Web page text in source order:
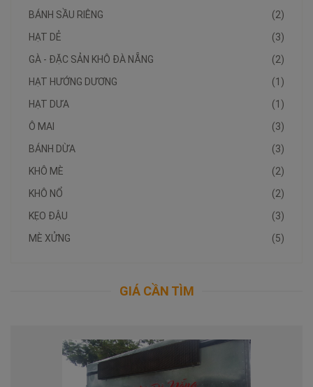
(2)
BÁNH SẦU RIÊNG
(3)
HẠT DẺ
(2)
GÀ - ĐẶC SẢN KHÔ ĐÀ NẴNG
(1)
HẠT HƯỚNG DƯƠNG
(1)
HẠT DƯA
(3)
Ô MAI
(3)
BÁNH DỪA
(2)
KHÔ MÈ
(2)
KHÔ NỔ
(3)
KẸO ĐẬU
(5)
MÈ XỬNG
GIÁ CẦN TÌM